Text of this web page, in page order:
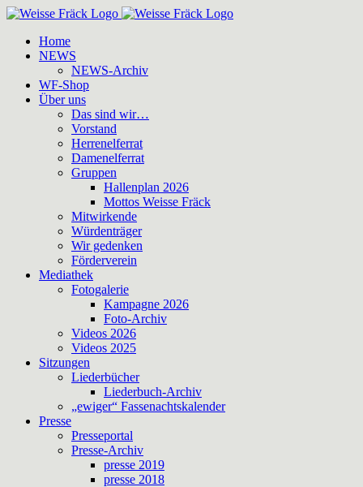
Zum
springenHome
NEWS
NEWS-Archiv
WF-Shop
Über uns
Das sind wir…
Vorstand
Herrenelferrat
Damenelferrat
Gruppen
Hallenplan 2026
Mottos Weisse Fräck
Mitwirkende
Würdenträger
Wir gedenken
Förderverein
Mediathek
Fotogalerie
Kampagne 2026
Foto-Archiv
Videos 2026
Videos 2025
Sitzungen
Liederbücher
Liederbuch-Archiv
„ewiger“ Fassenachtskalender
Presse
Presseportal
Presse-Archiv
presse 2019
presse 2018